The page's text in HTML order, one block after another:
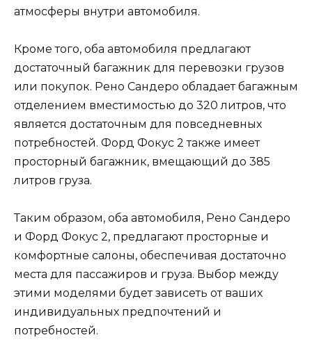
атмосферы внутри автомобиля.
Кроме того, оба автомобиля предлагают
достаточный багажник для перевозки грузов
или покупок. Рено Сандеро обладает багажным
отделением вместимостью до 320 литров, что
является достаточным для повседневных
потребностей. Форд Фокус 2 также имеет
просторный багажник, вмещающий до 385
литров груза.
Таким образом, оба автомобиля, Рено Сандеро
и Форд Фокус 2, предлагают просторные и
комфортные салоны, обеспечивая достаточно
места для пассажиров и груза. Выбор между
этими моделями будет зависеть от ваших
индивидуальных предпочтений и
потребностей.